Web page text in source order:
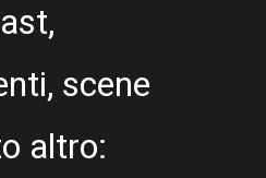
scene
altro: